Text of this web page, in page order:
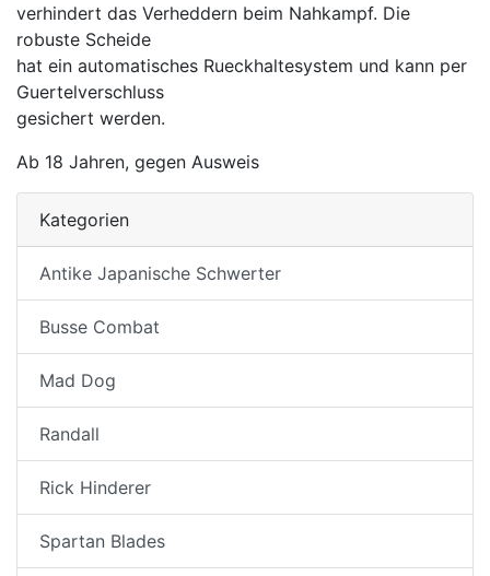
verhindert das Verheddern beim Nahkampf. Die
robuste Scheide
hat ein automatisches Rueckhaltesystem und kann per
Guertelverschluss
gesichert werden.
Ab 18 Jahren, gegen Ausweis
Kategorien
Antike Japanische Schwerter
Busse Combat
Mad Dog
Randall
Rick Hinderer
Spartan Blades